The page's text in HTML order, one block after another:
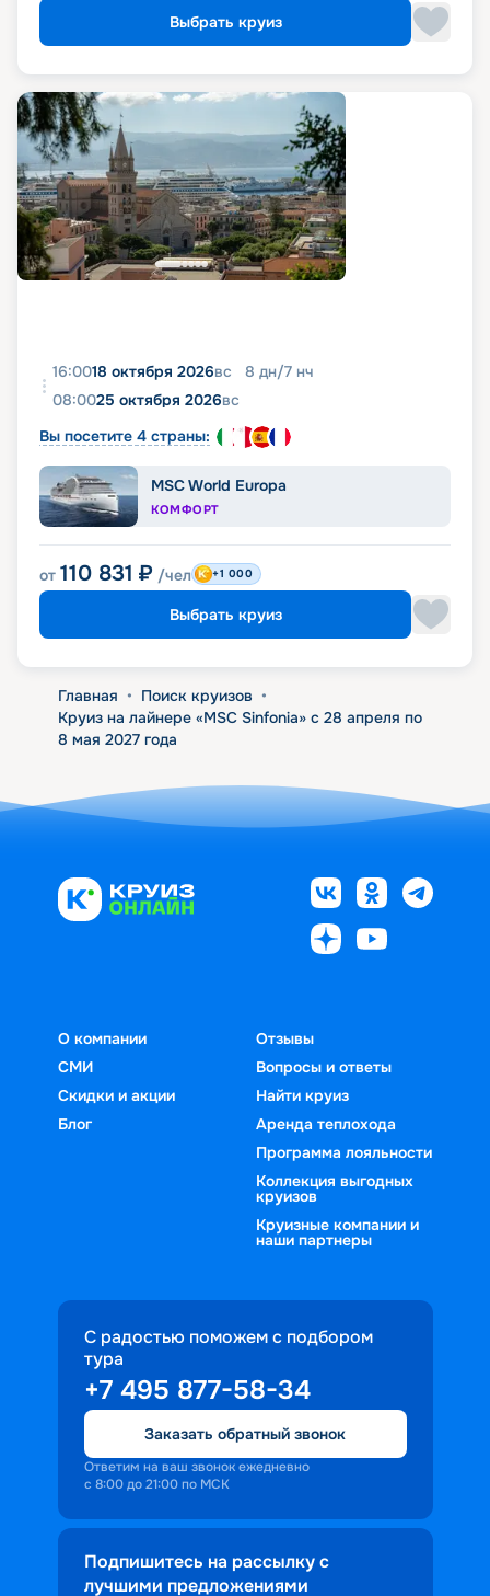
Выбрать круиз
16:0018 октября 2026вс 8 дн/7 нч
08:0025 октября 2026вс
Вы посетите 4 страны:
MSC World Europa
КОМФОРТ
от 110 831 ₽ /чел +1 000
Выбрать круиз
Главная • Поиск круизов •
Круиз на лайнере «MSC Sinfonia» с 28 апреля по
8 мая 2027 года
О компании
СМИ
Скидки и акции
Блог
Отзывы
Вопросы и ответы
Найти круиз
Аренда теплохода
Программа лояльности
Коллекция выгодных
круизов
Круизные компании и
наши партнеры
С радостью поможем с подбором
тура
+7 495 877-58-34
Заказать обратный звонок
Ответим на ваш звонок ежедневно
с 8:00 до 21:00 по МСК
Подпишитесь на рассылку с
лучшими предложениями